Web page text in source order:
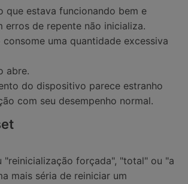
que estava funcionando bem e
erros de repente não inicializa.
uma quantidade excessiva
abre.
do dispositivo parece estranho
com seu desempenho normal.
"reinicialização forçada", "total" ou "a
mais séria de reiniciar um